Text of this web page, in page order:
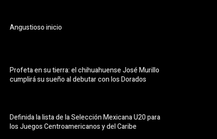
Angustioso inicio
Profeta en su tierra: el chihuahuense José Murillo
cumplirá su sueño al debutar con los Dorados
Definida la lista de la Selección Mexicana U20 para
los Juegos Centroamericanos y del Caribe